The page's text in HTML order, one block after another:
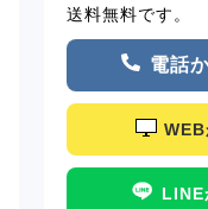
送料無料です。
電話
LINE